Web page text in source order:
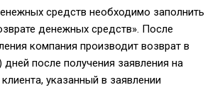
средств необходимо заполнить
денежных средств». После
компания производит возврат в
дней после получения заявления на
указанный в заявлении